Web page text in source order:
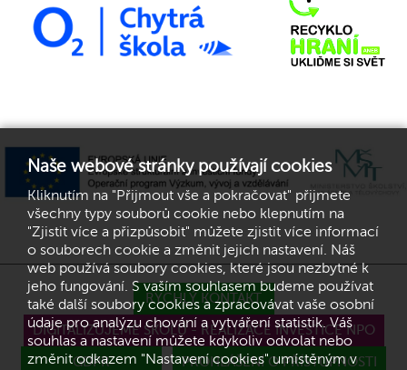
RYCHLÝ KONTAKT
DIGITALIZUJEME ŠKOLU - REALIZACE INVESTICE NPO
GDPR PROHLÁŠENÍ O PŘÍSTUPNOSTI
Naše webové stránky používají cookies
Kliknutím na "Přijmout vše a pokračovat" přijmete
všechny typy souborů cookie nebo klepnutím na
"Zjistit více a přizpůsobit" můžete zjistit více informací
o souborech cookie a změnit jejich nastavení. Náš
web používá soubory cookies, které jsou nezbytné k
jeho fungování. S vaším souhlasem budeme používat
také další soubory cookies a zpracovávat vaše osobní
údaje pro analýzu chování a vytváření statistik. Váš
souhlas a nastavení můžete kdykoliv odvolat nebo
změnit odkazem "Nastavení cookies" umístěným v